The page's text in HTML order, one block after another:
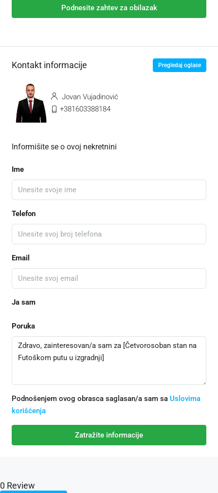
Podnesite zahtev za obilazak
Kontakt informacije Pregledaj oglase
Jovan Vujadinović
+381603388184
Informišite se o ovoj nekretnini
Ime
Telefon
Email
Ja sam
Poruka
Podnošenjem ovog obrasca saglasan/a sam sa Uslovima
korišćenja
Zatražite informacije
0 Review